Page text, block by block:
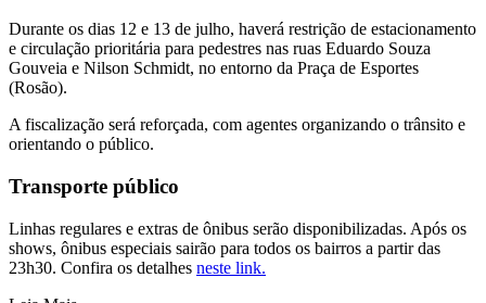
Durante os dias 12 e 13 de julho, haverá restrição de estacionamento
e circulação prioritária para pedestres nas ruas Eduardo Souza
Gouveia e Nilson Schmidt, no entorno da Praça de Esportes
(Rosão).
A fiscalização será reforçada, com agentes organizando o trânsito e
orientando o público.
Transporte público
Linhas regulares e extras de ônibus serão disponibilizadas. Após os
shows, ônibus especiais sairão para todos os bairros a partir das
23h30. Confira os detalhes neste link.